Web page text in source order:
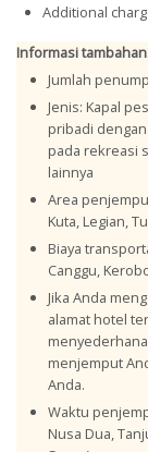
Additional
Informasi
Jumlah
Jenis: Kapal
pribadi
pada rekreasi
lainnya
Area
Kuta, Legian,
Biaya
Canggu,
Jika Anda
alamat hotel
menjemput
Anda.
Waktu
Nusa Dua,